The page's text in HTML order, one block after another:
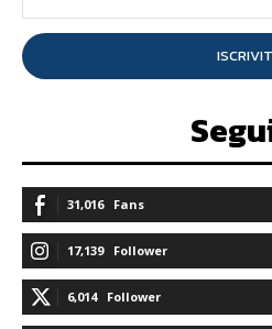
31,016 Fans
17,139 Follower
6,014 Follower